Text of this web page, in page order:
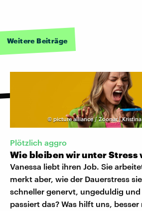
Weitere Beiträge
© picture alliance / Zoonar |
Plötzlich aggro
Wie bleiben wir unter Stress
Vanessa liebt ihren Job. Sie
merkt aber, wie der Dauerstress
schneller genervt, ungeduldig und
passiert das? Was hilft uns, besser